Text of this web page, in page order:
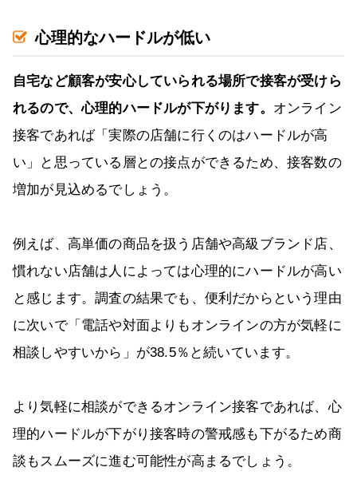
心理的なハードルが低い
自宅など顧客が安心していられる場所で接客が受けら
れるので、心理的ハードルが下がります。 オンライン
接客であれば「実際の店舗に行くのはハードルが高
い」と思っている層との接点ができるため、接客数の
増加が見込めるでしょう。
例えば、高単価の商品を扱う店舗や高級ブランド店、
慣れない店舗は人によっては心理的にハードルが高い
と感じます。調査の結果でも、便利だからという理由
に次いで「電話や対面よりもオンラインの方が気軽に
相談しやすいから」が38.5％と続いています。
より気軽に相談ができるオンライン接客であれば、心
理的ハードルが下がり接客時の警戒感も下がるため商
談もスムーズに進む可能性が高まるでしょう。